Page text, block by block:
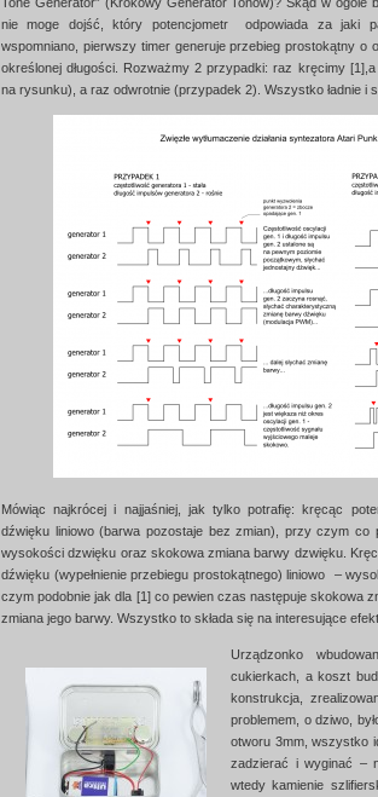
nie moge dojść, który potencjometr odpowiada za jaki
wspomniano, pierwszy timer generuje przebieg prostokątny o
określonej długości. Rozważmy 2 przypadki: raz kręcimy
na rysunku), a raz odwrotnie (przypadek 2). Wszystko ładnie i
Mówiąc najkrócej i najjaśniej, jak tylko potrafię: kręcąc
dźwięku liniowo (barwa pozostaje bez zmian), przy czym co
wysokości dzwięku oraz skokowa zmiana barwy dzwięku.
dźwięku (wypełnienie przebiegu prostokątnego) liniowo –
czym podobnie jak dla [1] co pewien czas następuje skokowa
zmiana jego barwy. Wszystko to składa się na interesujące
Urządzonko
cukierkach, a koszt
konstrukcja,
problemem, o dziwo,
otworu 3mm, wszystko
zadzierać i wyginać –
wtedy kamienie